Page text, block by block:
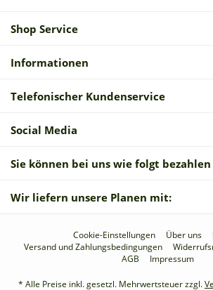
Shop Service
Informationen
Telefonischer Kundenservice
Social Media
Sie können bei uns wie folgt bezahlen
Wir liefern unsere Planen mit:
Cookie-Einstellungen Über uns
Versand und Zahlungsbedingungen
AGB
Impressum
* Alle Preise inkl. gesetzl. Mehrwertsteuer zzgl.